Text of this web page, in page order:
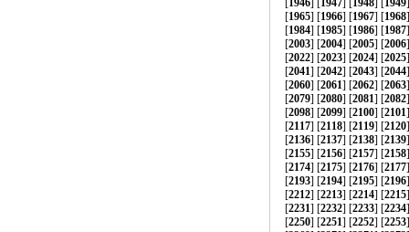
[1946] [1947] [1948] [1949
[1965] [1966] [1967] [1968
[1984] [1985] [1986] [1987
[2003] [2004] [2005] [2006
[2022] [2023] [2024] [2025
[2041] [2042] [2043] [2044
[2060] [2061] [2062] [2063
[2079] [2080] [2081] [2082
[2098] [2099] [2100] [2101
[2117] [2118] [2119] [2120
[2136] [2137] [2138] [2139
[2155] [2156] [2157] [2158
[2174] [2175] [2176] [2177
[2193] [2194] [2195] [2196
[2212] [2213] [2214] [2215
[2231] [2232] [2233] [2234
[2250] [2251] [2252] [2253